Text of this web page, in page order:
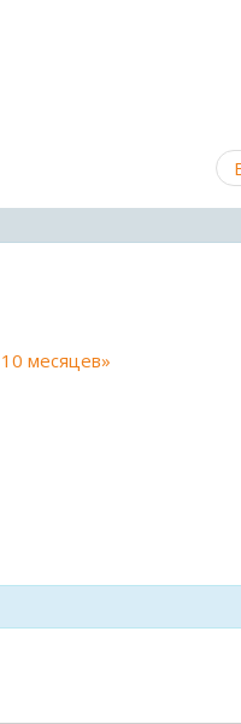
месяцев»